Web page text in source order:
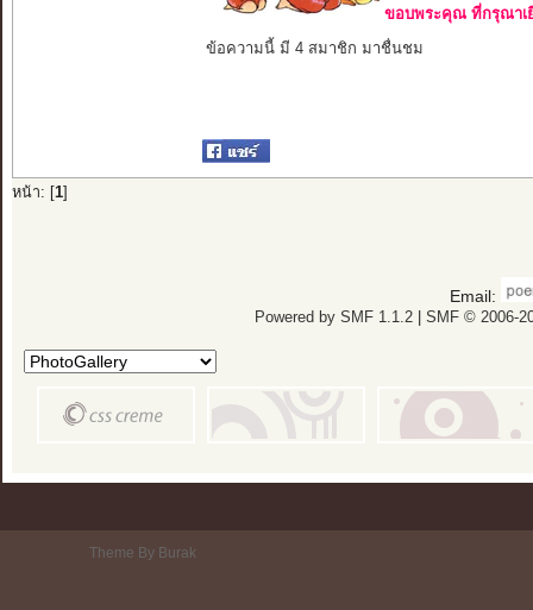
ขอบพระคุณ ที่กรุณาเ
ข้อความนี้ มี 4 สมาชิก มาชื่นชม
หน้า: [ 1]
Email:
Powered by SMF 1.1.2| SMF © 2006-
Theme By Burak